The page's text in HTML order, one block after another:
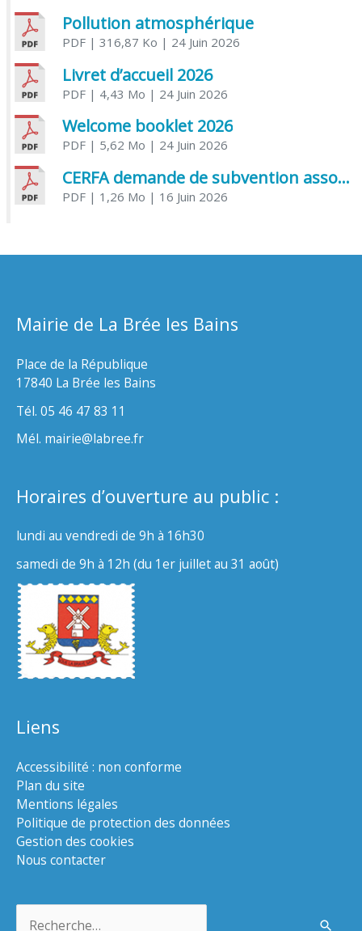
Pollution atmosphérique
PDF| 316,87 Ko | 24 Juin 2026
Livret d’accueil 2026
PDF| 4,43 Mo | 24 Juin 2026
Welcome booklet 2026
PDF| 5,62 Mo | 24 Juin 2026
CERFA demande de subvention association
PDF| 1,26 Mo | 16 Juin 2026
Mairie de La Brée les Bains
Place de la République
17840 La Brée les Bains
Tél. 05 46 47 83 11
Mél. mairie@labree.fr
Horaires d’ouverture au public :
lundi au vendredi de 9h à 16h30
samedi de 9h à 12h (du 1er juillet au 31 août)
Liens
Accessibilité : non conforme
Plan du site
Mentions légales
Politique de protection des données
Gestion des cookies
Nous contacter